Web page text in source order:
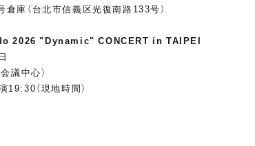
庫（台北市信義区光復南路133号）
2026 "Dynamic" CONCERT in TAIPEI
議中心）
（現地時間）